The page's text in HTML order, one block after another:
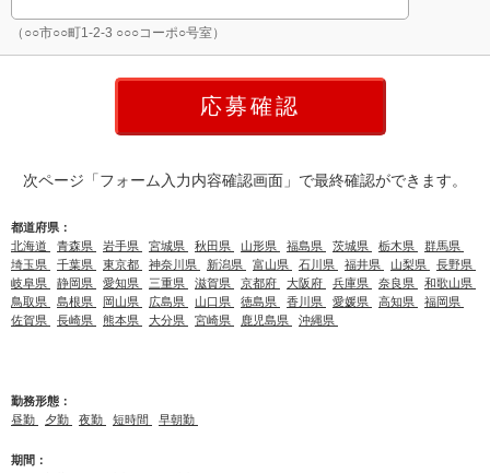
（○○市○○町1-2-3 ○○○コーポ○号室）
次ページ「フォーム入力内容確認画面」で最終確認ができます。
都道府県：
北海道
青森県 岩手県 宮城県 秋田県 山形県 福島県 茨城県 栃木県
群馬県
埼玉県
千葉県 東京都 神奈川県 新潟県 富山県 石川県 福井県 山梨県
長野県
岐阜県
静岡県 愛知県 三重県 滋賀県 京都府 大阪府 兵庫県 奈良県
和歌山県
鳥取県
島根県 岡山県 広島県 山口県 徳島県 香川県 愛媛県 高知県
福岡県
佐賀県
長崎県 熊本県 大分県 宮崎県 鹿児島県 沖縄県
勤務形態：
昼勤
夕勤 夜勤 短時間 早朝勤
期間：